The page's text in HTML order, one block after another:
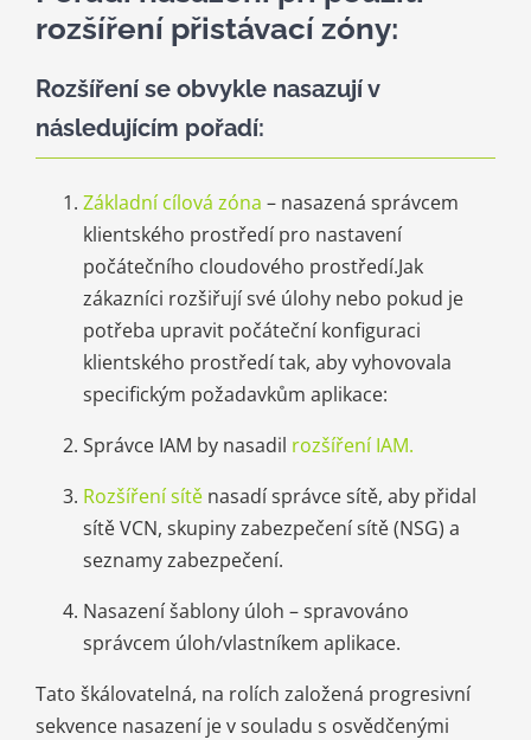
rozšíření přistávací zóny:
Rozšíření se obvykle nasazují v
následujícím pořadí:
Základní cílová zóna – nasazená správcem
klientského prostředí pro nastavení
počátečního cloudového prostředí.Jak
zákazníci rozšiřují své úlohy nebo pokud je
potřeba upravit počáteční konfiguraci
klientského prostředí tak, aby vyhovovala
specifickým požadavkům aplikace:
Správce IAM by nasadil rozšíření IAM.
Rozšíření sítěnasadí správce sítě, aby přidal
sítě VCN, skupiny zabezpečení sítě (NSG) a
seznamy zabezpečení.
Nasazení šablony úloh – spravováno
správcem úloh/vlastníkem aplikace.
Tato škálovatelná, na rolích založená progresivní
sekvence nasazení je v souladu s osvědčenými